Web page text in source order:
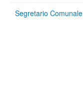
Segretario Comunale